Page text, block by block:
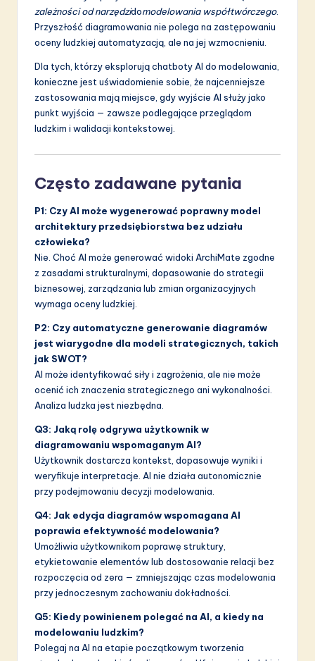
zależności od narzędzidomodelowania współtwórczego.
Przyszłość diagramowania nie polega na zastępowaniu
oceny ludzkiej automatyzacją, ale na jej wzmocnieniu.
Dla tych, którzy eksplorują chatboty AI do modelowania,
konieczne jest uświadomienie sobie, że najcenniejsze
zastosowania mają miejsce, gdy wyjście AI służy jako
punkt wyjścia — zawsze podlegające przeglądom
ludzkim i walidacji kontekstowej.
Często zadawane pytania
P1: Czy AI może wygenerować poprawny model
architektury przedsiębiorstwa bez udziału
człowieka?
Nie. Choć AI może generować widoki ArchiMate zgodne
z zasadami strukturalnymi, dopasowanie do strategii
biznesowej, zarządzania lub zmian organizacyjnych
wymaga oceny ludzkiej.
P2: Czy automatyczne generowanie diagramów
jest wiarygodne dla modeli strategicznych, takich
jak SWOT?
AI może identyfikować siły i zagrożenia, ale nie może
ocenić ich znaczenia strategicznego ani wykonalności.
Analiza ludzka jest niezbędna.
Q3: Jaką rolę odgrywa użytkownik w
diagramowaniu wspomaganym AI?
Użytkownik dostarcza kontekst, dopasowuje wyniki i
weryfikuje interpretacje. AI nie działa autonomicznie
przy podejmowaniu decyzji modelowania.
Q4: Jak edycja diagramów wspomagana AI
poprawia efektywność modelowania?
Umożliwia użytkownikom poprawę struktury,
etykietowanie elementów lub dostosowanie relacji bez
rozpoczęcia od zera — zmniejszając czas modelowania
przy jednoczesnym zachowaniu dokładności.
Q5: Kiedy powinienem polegać na AI, a kiedy na
modelowaniu ludzkim?
Polegaj na AI na etapie początkowym tworzenia